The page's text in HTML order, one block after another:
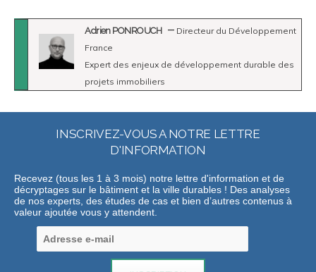
Adrien PONROUCH
Directeur du Développement
France
Expert des enjeux de développement durable des
projets immobiliers
INSCRIVEZ-VOUS A NOTRE LETTRE
D'INFORMATION
Recevez (tous les 1 à 3 mois) notre lettre d'information et de
décryptages sur le bâtiment et la ville durables ! Des analyses
de nos experts, des études de cas et bien d’autres contenus à
valeur ajoutée vous y attendent.